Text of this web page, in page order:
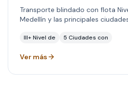
Transporte blindado con flota
Medellín y las principales
III+Nivel de 5 Ciudades con
Ver más